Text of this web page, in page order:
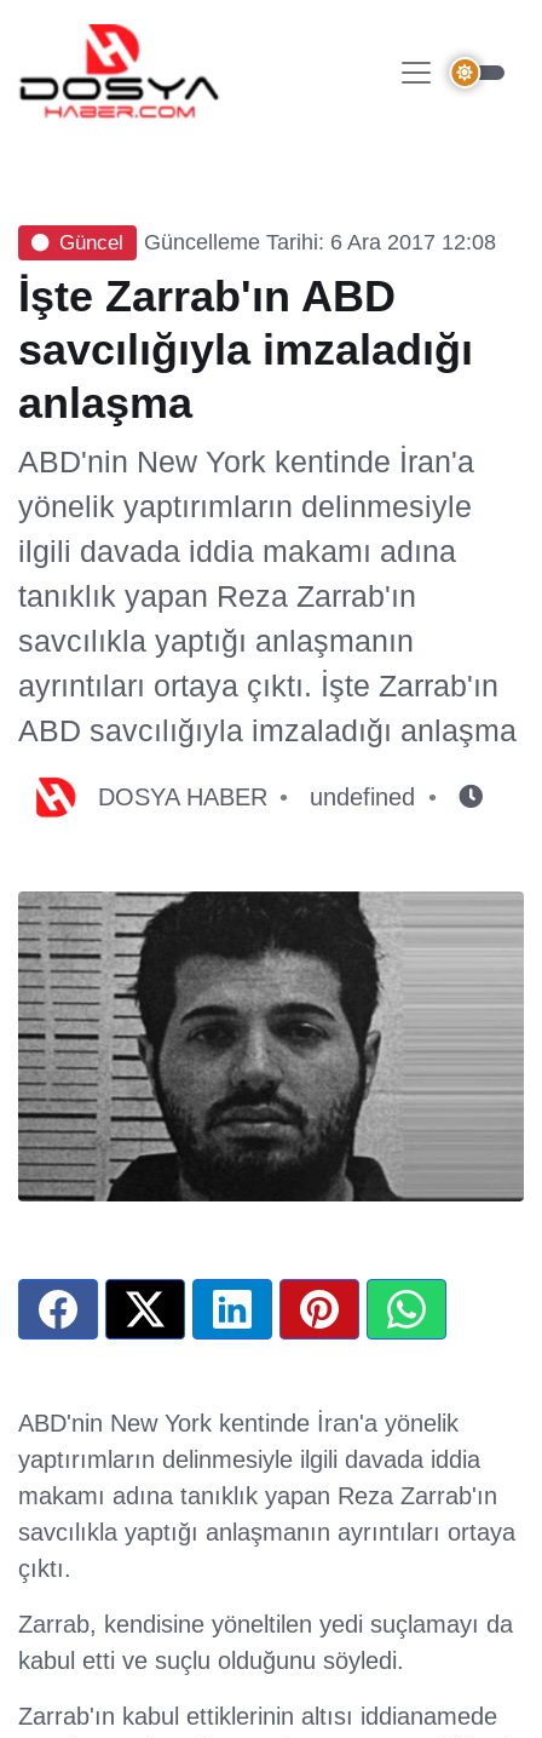
Güncel Güncelleme Tarihi: 6 Ara 2017 12:08
İşte Zarrab'ın ABD
savcılığıyla imzaladığı
anlaşma
ABD'nin New York kentinde İran'a
yönelik yaptırımların delinmesiyle
ilgili davada iddia makamı adına
tanıklık yapan Reza Zarrab'ın
savcılıkla yaptığı anlaşmanın
ayrıntıları ortaya çıktı. İşte Zarrab'ın
ABD savcılığıyla imzaladığı anlaşma
DOSYA HABER undefined
ABD'nin New York kentinde İran'a yönelik
yaptırımların delinmesiyle ilgili davada iddia
makamı adına tanıklık yapan Reza Zarrab'ın
savcılıkla yaptığı anlaşmanın ayrıntıları ortaya
çıktı.
Zarrab, kendisine yöneltilen yedi suçlamayı da
kabul etti ve suçlu olduğunu söyledi.
Zarrab'ın kabul ettiklerinin altısı iddianamede